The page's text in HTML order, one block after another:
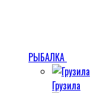
РЫБАЛКА
Грузила